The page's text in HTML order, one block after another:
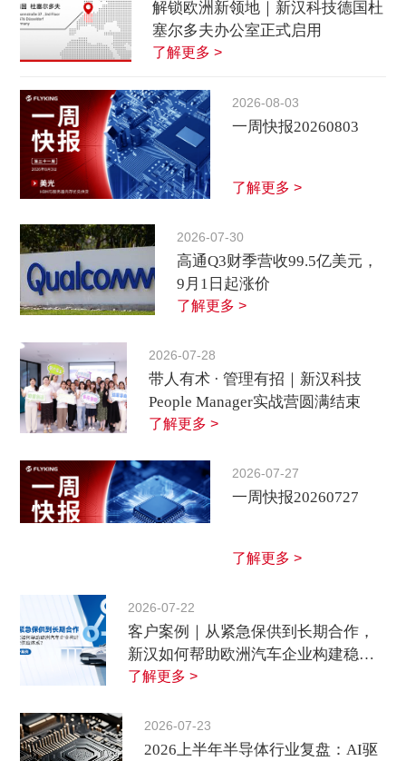
解锁欧洲新领地｜新汉科技德国杜
塞尔多夫办公室正式启用
了解更多 >
2026-08-03
一周快报20260803
了解更多 >
2026-07-30
高通Q3财季营收99.5亿美元，
9月1日起涨价
了解更多 >
2026-07-28
带人有术 · 管理有招｜新汉科技
People Manager实战营圆满结束
了解更多 >
2026-07-27
一周快报20260727
了解更多 >
2026-07-22
客户案例｜从紧急保供到长期合作，
新汉如何帮助欧洲汽车企业构建稳定
供应体系？
了解更多 >
2026-07-23
2026上半年半导体行业复盘：AI驱